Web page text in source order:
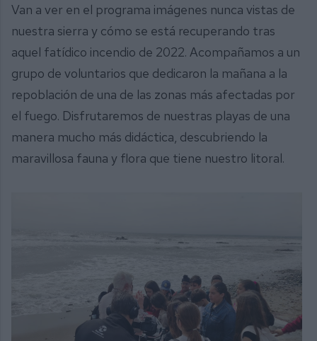
Van a ver en el programa imágenes nunca vistas de
nuestra sierra y cómo se está recuperando tras
aquel fatídico incendio de 2022. Acompañamos a un
grupo de voluntarios que dedicaron la mañana a la
repoblación de una de las zonas más afectadas por
el fuego. Disfrutaremos de nuestras playas de una
manera mucho más didáctica, descubriendo la
maravillosa fauna y flora que tiene nuestro litoral.